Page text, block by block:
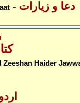
- دعا و زیارات
کتاب حج بیت اللہ
Zeeshan Haider